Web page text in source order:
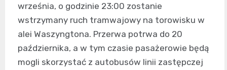
września, o godzinie 23:00 zostanie
wstrzymany ruch tramwajowy na torowisku w
alei Waszyngtona. Przerwa potrwa do 20
października, a w tym czasie pasażerowie będą
mogli skorzystać z autobusów linii zastępczej